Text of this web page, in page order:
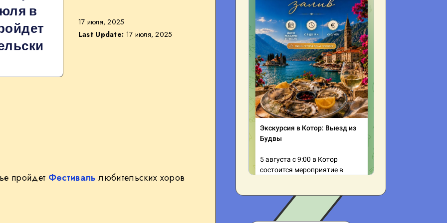
в
17 июля, 2025
Last Update: 17 июля, 2025
пройдет Фестиваль любительских хоров